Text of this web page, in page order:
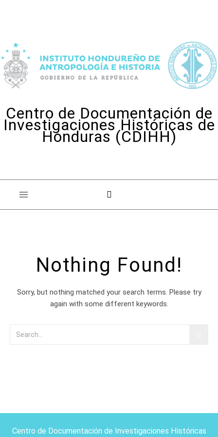
Centro de Documentación de
Investigaciones Históricas de
Honduras (CDIHH)
Nothing Found!
Sorry, but nothing matched your search terms. Please try
again with some different keywords.
Centro de Documentación de Investigaciones Históricas